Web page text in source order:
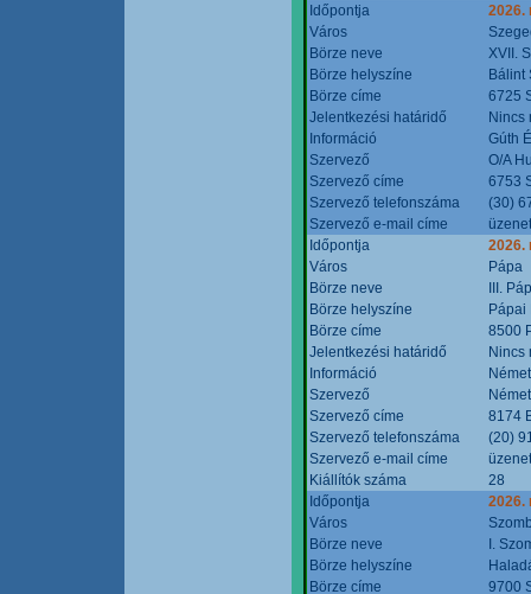
Időpontja
2026.
Város
Börze neve
XVII.
Börze helyszíne
Bálint
Börze címe
6725
Jelentkezési határidő
Nincs
Információ
Gúth
Szervező
O/A
Szervező címe
6753
Szervező telefonszáma
(30)
Szervező e-mail címe
Időpontja
2026.
Város
Pápa
Börze neve
III.
Börze helyszíne
Pápai
Börze címe
8500
Jelentkezési határidő
Nincs
Információ
Szervező
Szervező címe
8174
Szervező telefonszáma
(20)
Szervező e-mail címe
Kiállítók száma
28
Időpontja
2026.
Város
Börze neve
I.
Börze helyszíne
Börze címe
9700